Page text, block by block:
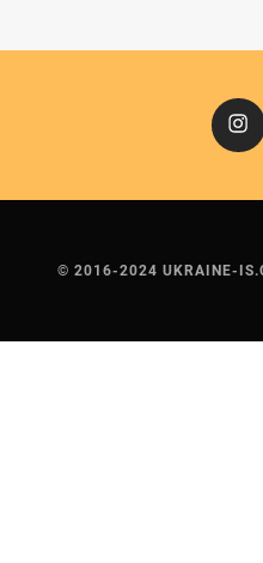
© 2016-2024 UKRAINE-